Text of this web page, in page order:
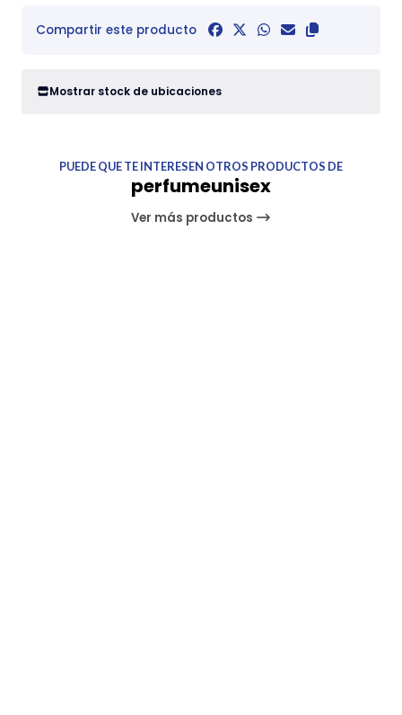
Compartir este producto
Mostrar stock de ubicaciones
PUEDE QUE TE INTERESEN OTROS PRODUCTOS DE
perfumeunisex
Ver más productos